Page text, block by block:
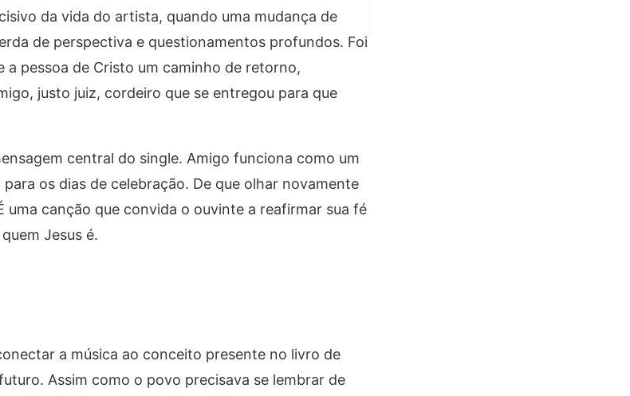
da vida do artista, quando uma mudança de
de perspectiva e questionamentos profundos. Foi
a pessoa de Cristo um caminho de retorno,
justo juiz, cordeiro que se entregou para que
central do single. Amigo funciona como um
os dias de celebração. De que olhar novamente
canção que convida o ouvinte a reafirmar sua fé
Jesus é.
a música ao conceito presente no livro de
Assim como o povo precisava se lembrar de